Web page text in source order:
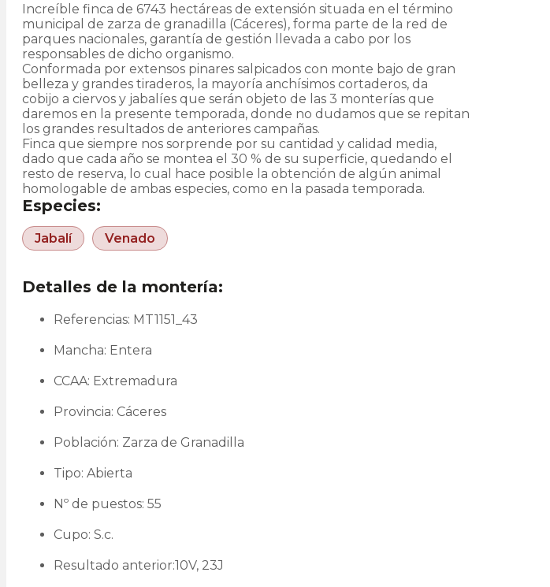
Increíble finca de 6743 hectáreas de extensión situada en el término
municipal de zarza de granadilla (Cáceres), forma parte de la red de
parques nacionales, garantía de gestión llevada a cabo por los
responsables de dicho organismo.
Conformada por extensos pinares salpicados con monte bajo de gran
belleza y grandes tiraderos, la mayoría anchísimos cortaderos, da
cobijo a ciervos y jabalíes que serán objeto de las 3 monterías que
daremos en la presente temporada, donde no dudamos que se repitan
los grandes resultados de anteriores campañas.
Finca que siempre nos sorprende por su cantidad y calidad media,
dado que cada año se montea el 30 % de su superficie, quedando el
resto de reserva, lo cual hace posible la obtención de algún animal
homologable de ambas especies, como en la pasada temporada.
Especies:
Jabalí Venado
Detalles de la montería:
Referencias: MT1151_43
Mancha: Entera
CCAA: Extremadura
Provincia: Cáceres
Población: Zarza de Granadilla
Tipo: Abierta
Nº de puestos: 55
Cupo: S.c.
Resultado anterior:10V, 23J